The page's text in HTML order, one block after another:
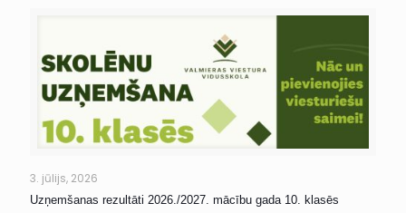
3. jūlijs, 2026
Uzņemšanas rezultāti 2026./2027. mācību gada 10. klasēs